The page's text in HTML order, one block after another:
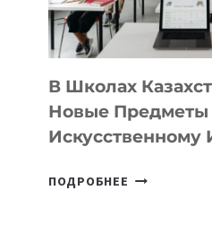
ПРОГРАММУ
ДЛЯ
В Школах
Новые Предметы
Искусственному
ПОДРОБНЕЕ